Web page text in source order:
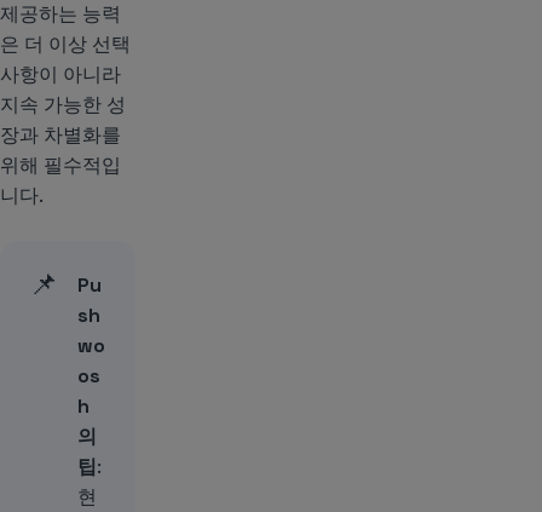
제공하는 능력
은 더 이상 선택
사항이 아니라
지속 가능한 성
장과 차별화를
위해 필수적입
니다.
📌
Pu
sh
wo
os
h
의
팁:
현